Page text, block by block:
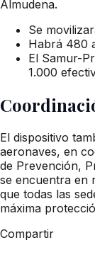
Almudena.
Se
Habrá 480
El Samur-
1.000
El dispositivo
aeronaves, en
de Prevención,
se encuentra en
que todas las
máxima
Compartir